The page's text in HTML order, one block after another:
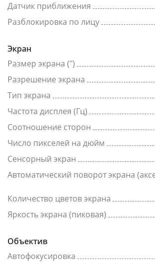
Датчик приближения
Разблокировка по лицу
Экран
Размер экрана (")
Разрешение экрана
Тип экрана
Частота дисплея (Гц)
Соотношение сторон
Число пикселей на дюйм
Сенсорный экран
Автоматический поворот экрана
Количество цветов экрана
Яркость экрана (пиковая)
Объектив
Автофокусировка